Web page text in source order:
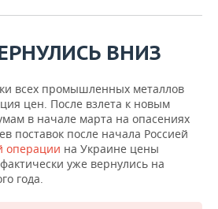
ВНИЗ
всех промышленных металлов
цен. После взлета к новым
в начале марта на опасениях
поставок после начала Россией
операции на Украине цены
уже вернулись на
года.